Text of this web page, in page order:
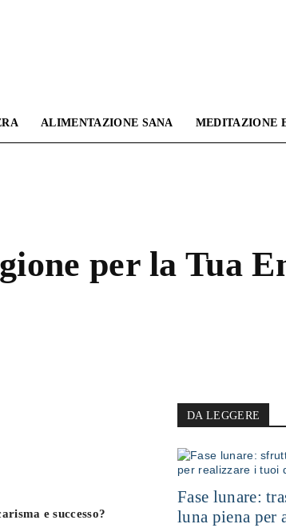
Omnama
ALIMENTAZIONE SANA MEDITAZIONE
per la Tua
e successo?
DA LEGGERE
Fase lunare:
luna piena per